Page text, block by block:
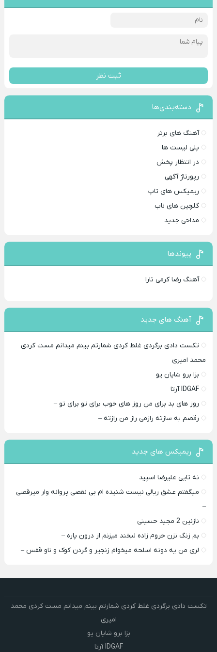
ثبت نظر
دسته‌بندی‌ها
آهنگ های برتر
پلی لیست ها
در انتظار پخش
رپورتاژ آگهی
ریمیکس های تاپ
گلچین های ناب
مداحی جدید
پیوندها
آهنگ رضا کرمی تارا
آهنگ های جدید
تکست دادی برگردی غلط کردی شمارتم بینم میدانم مست کردی
محمد امیری
بزا برو شایان یو
IDGAF آرتا
روز های بد برای من روز های خوب برای تو برای تو –
رقصم به سازته رازمی راز من رازته –
ریمیکس های جدید
نه تایی علیرضا اسپید
میگفتم عشق ریالی نیست شنیده ام بی نقصی پروانه وار میرقصی
–
نازنین 2 مجید حسینی
بم زنگ نزن حروم زاده لبخند میزنم از درون پاره –
لری من یه دونه اسلحه میخوام زﻧﺠﻴﺮ و ﮔﺮدن ﻛﻮک و ﻧﺎو ﻗﻔﺲ –
تکست دادی برگردی غلط کردی شمارتم بینم میدانم مست کردی محمد
امیری
بزا برو شایان یو
IDGAF آرتا